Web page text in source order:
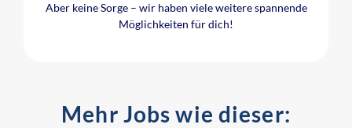
Aber keine Sorge – wir haben viele weitere spannende
Möglichkeiten für dich!
Mehr Jobs wie dieser: